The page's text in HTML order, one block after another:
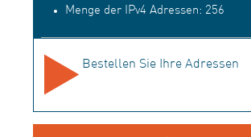
Menge der IPv4 Adressen: 256
Bestellen Sie Ihre Adressen